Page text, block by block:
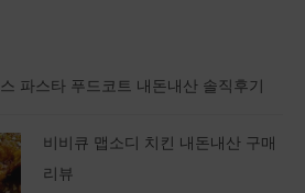
파스타 푸드코트 내돈내산 솔직후기
비비큐 맵소디 치킨 내돈내산 구매
리뷰